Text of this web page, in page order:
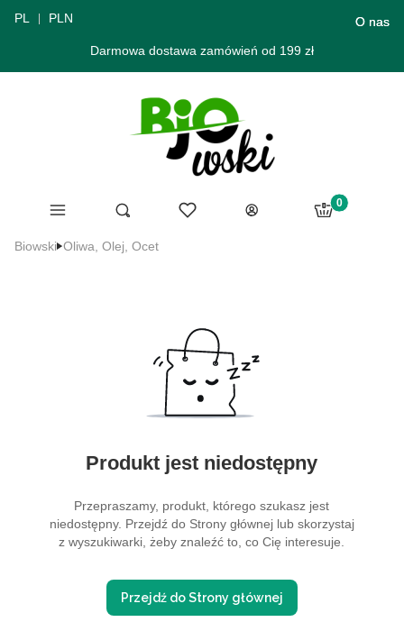
PL PLN
O nas
Darmowa dostawa zamówień od 199 zł
Menu Otwórz wyszukiwarkę
Szukaj Ulubione
Zaloguj się
Produkty w
Koszyk
Biowski Oliwa, Olej, Ocet
Produkt jest niedostępny
Przepraszamy, produkt, którego szukasz jest
niedostępny. Przejdź do Strony głównej lub skorzystaj
z wyszukiwarki, żeby znaleźć to, co Cię interesuje.
Przejdź do Strony głównej